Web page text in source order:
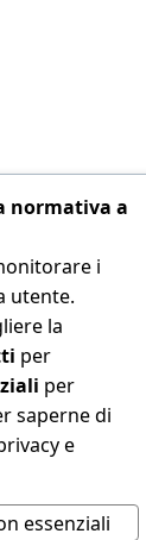
reg.
sito
normativa a
i
utente.
la
per
per
saperne di
e
essenziali